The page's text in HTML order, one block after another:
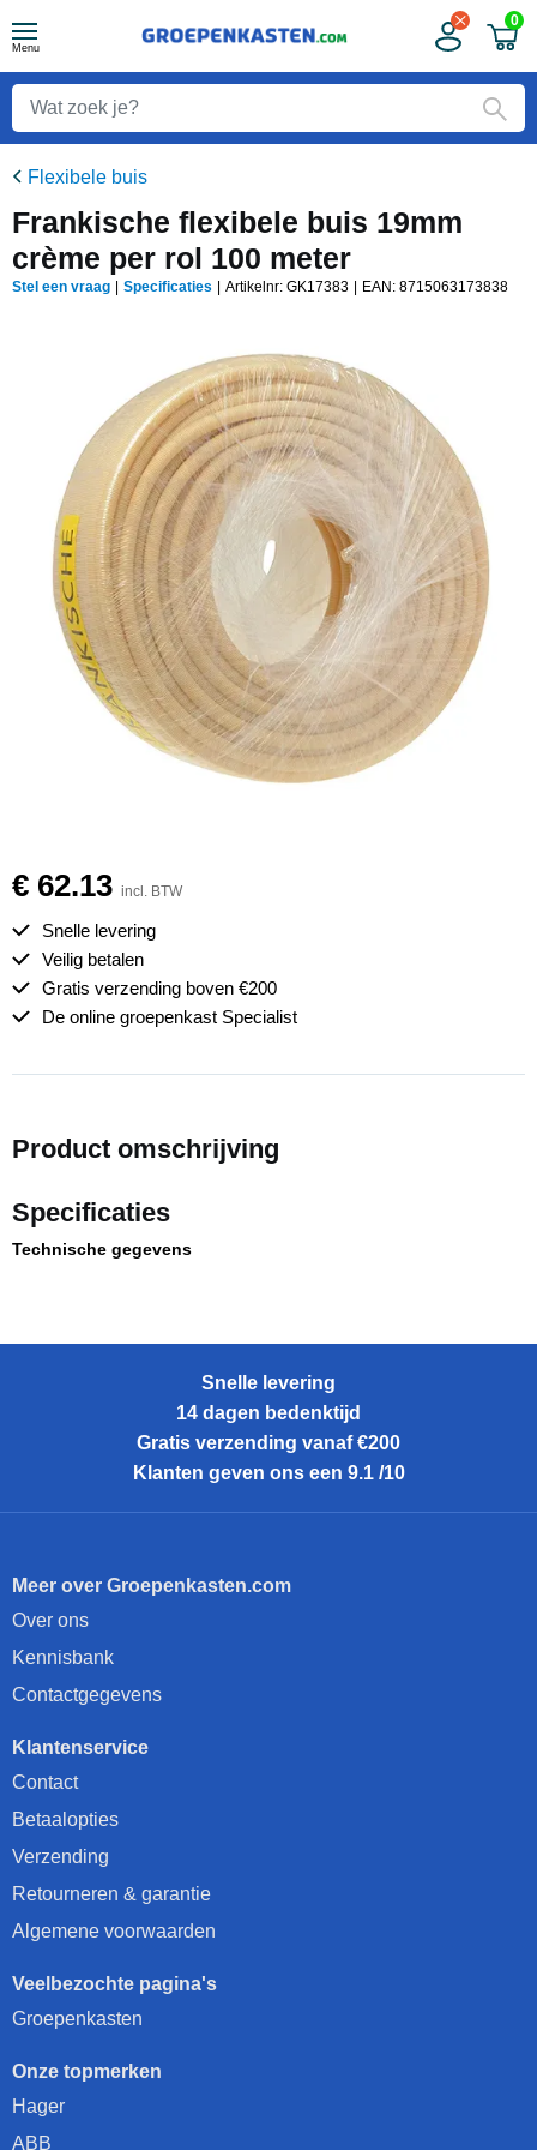
Menu
0
Flexibele buis
Frankische flexibele buis 19mm
crème per rol 100 meter
Stel een vraag Specificaties Artikelnr: GK17383 EAN: 8715063173838
€ 62.13 incl. BTW
Snelle levering
Veilig betalen
Gratis verzending boven €200
De online groepenkast Specialist
Product omschrijving
Specificaties
Technische gegevens
Snelle levering
14 dagen bedenktijd
Gratis verzending vanaf €200
Klanten geven ons een 9.1 /10
Meer over Groepenkasten.com
Over ons
Kennisbank
Contactgegevens
Klantenservice
Contact
Betaalopties
Verzending
Retourneren & garantie
Algemene voorwaarden
Veelbezochte pagina's
Groepenkasten
Onze topmerken
Hager
ABB